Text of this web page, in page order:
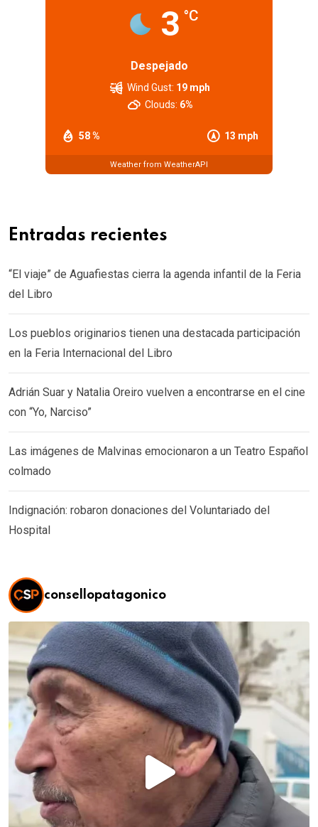
3 °C
Despejado
58 % 13 mph
Wind Gust: 19 mph
Clouds: 6%
Weather from WeatherAPI
Entradas recientes
“El viaje” de Aguafiestas cierra la agenda infantil de la Feria
del Libro
Los pueblos originarios tienen una destacada participación
en la Feria Internacional del Libro
Adrián Suar y Natalia Oreiro vuelven a encontrarse en el cine
con “Yo, Narciso”
Las imágenes de Malvinas emocionaron a un Teatro Español
colmado
Indignación: robaron donaciones del Voluntariado del
Hospital
consellopatagonico